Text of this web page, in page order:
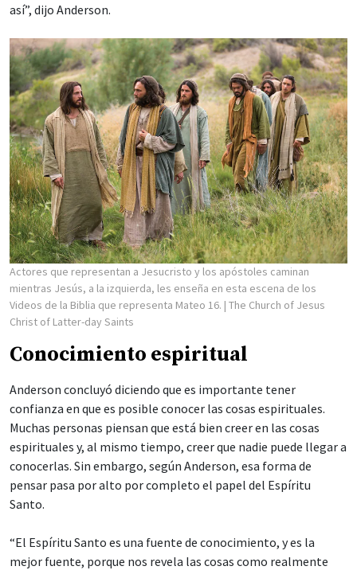
así”, dijo Anderson.
Actores que representan a Jesucristo y los apóstoles caminan
mientras Jesús, a la izquierda, les enseña en esta escena de los
Videos de la Biblia que representa Mateo 16. | The Church of Jesus
Christ of Latter-day Saints
Conocimiento espiritual
Anderson concluyó diciendo que es importante tener
confianza en que es posible conocer las cosas espirituales.
Muchas personas piensan que está bien creer en las cosas
espirituales y, al mismo tiempo, creer que nadie puede llegar a
conocerlas. Sin embargo, según Anderson, esa forma de
pensar pasa por alto por completo el papel del Espíritu
Santo.
“El Espíritu Santo es una fuente de conocimiento, y es la
mejor fuente, porque nos revela las cosas como realmente